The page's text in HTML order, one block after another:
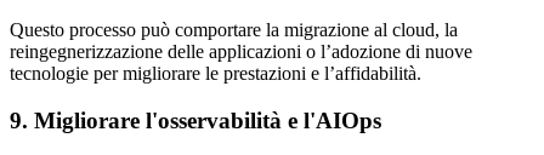
Questo processo può comportare la migrazione al cloud, la
reingegnerizzazione delle applicazioni o l’adozione di nuove
tecnologie per migliorare le prestazioni e l’affidabilità.
9. Migliorare l'osservabilità e l'AIOps